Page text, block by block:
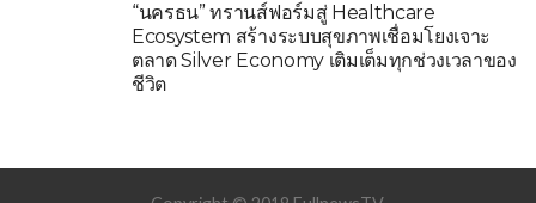
“นครธน” ทรานส์ฟอร์มสู่ Healthcare
Ecosystem สร้างระบบสุขภาพเชื่อมโยงเจาะ
ตลาด Silver Economy เติมเต็มทุกช่วงเวลาของ
ชีวิต